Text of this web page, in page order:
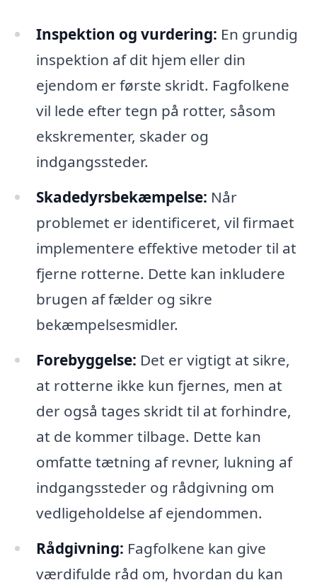
Inspektion og vurdering: En grundig
inspektion af dit hjem eller din
ejendom er første skridt. Fagfolkene
vil lede efter tegn på rotter, såsom
ekskrementer, skader og
indgangssteder.
Skadedyrsbekæmpelse: Når
problemet er identificeret, vil firmaet
implementere effektive metoder til at
fjerne rotterne. Dette kan inkludere
brugen af fælder og sikre
bekæmpelsesmidler.
Forebyggelse: Det er vigtigt at sikre,
at rotterne ikke kun fjernes, men at
der også tages skridt til at forhindre,
at de kommer tilbage. Dette kan
omfatte tætning af revner, lukning af
indgangssteder og rådgivning om
vedligeholdelse af ejendommen.
Rådgivning: Fagfolkene kan give
værdifulde råd om, hvordan du kan